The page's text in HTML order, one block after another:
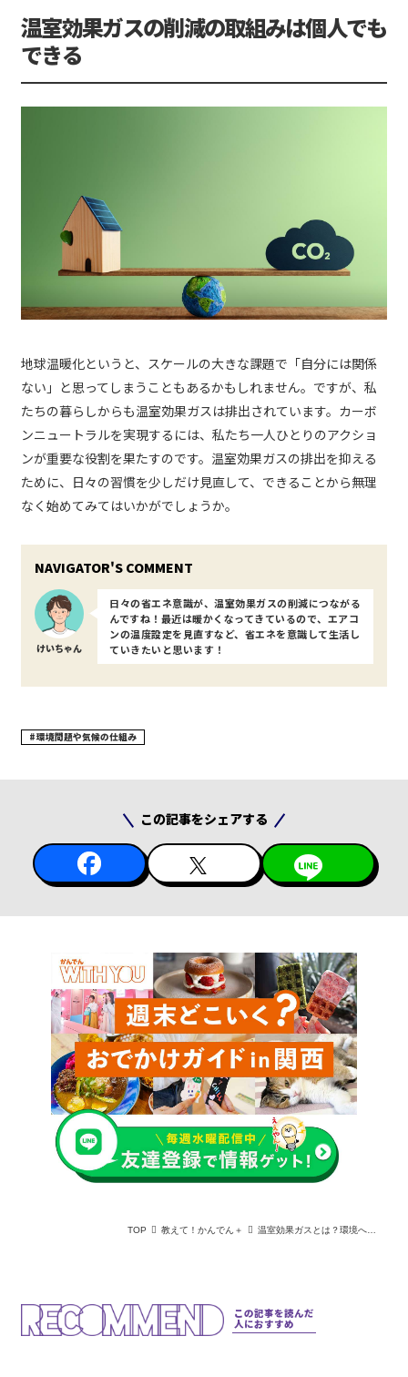
温室効果ガスの削減の取組みは個人でも
できる
地球温暖化というと、スケールの大きな課題で「自分には関係
ない」と思ってしまうこともあるかもしれません。ですが、私
たちの暮らしからも温室効果ガスは排出されています。カーボ
ンニュートラルを実現するには、私たち一人ひとりのアクショ
ンが重要な役割を果たすのです。温室効果ガスの排出を抑える
ために、日々の習慣を少しだけ見直して、できることから無理
なく始めてみてはいかがでしょうか。
けいちゃん
日々の省エネ意識が、温室効果ガスの削減につながる
んですね！最近は暖かくなってきているので、エアコ
ンの温度設定を見直すなど、省エネを意識して生活し
ていきたいと思います！
環境問題や気候の仕組み
この記事をシェアする
TOP 教えて！かんでん＋ 温室効果ガスとは？環境への影響や減らすための取組みを簡単に解説
この記事を読んだ
人におすすめ